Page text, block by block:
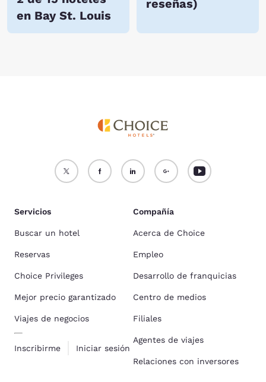
en Bay St. Louis
reseñas)
Servicios
Buscar un hotel
Reservas
Choice Privileges
Mejor precio garantizado
Viajes de negocios
Inscribirme Iniciar sesión
Compañía
Acerca de Choice
Empleo
Desarrollo de franquicias
Centro de medios
Filiales
Agentes de viajes
Relaciones con inversores